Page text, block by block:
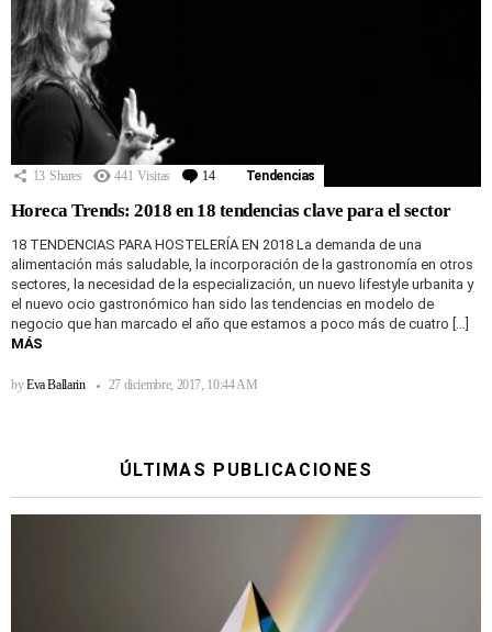
13 Shares 441 Visitas 14 Comentarios
Tendencias
Horeca Trends: 2018 en 18 tendencias clave para el sector
18 TENDENCIAS PARA HOSTELERÍA EN 2018 La demanda de una
alimentación más saludable, la incorporación de la gastronomía en otros
sectores, la necesidad de la especialización, un nuevo lifestyle urbanita y
el nuevo ocio gastronómico han sido las tendencias en modelo de
negocio que han marcado el año que estamos a poco más de cuatro […]
MÁS
byEva Ballarin 27 diciembre, 2017, 10:44 AM
ÚLTIMAS PUBLICACIONES